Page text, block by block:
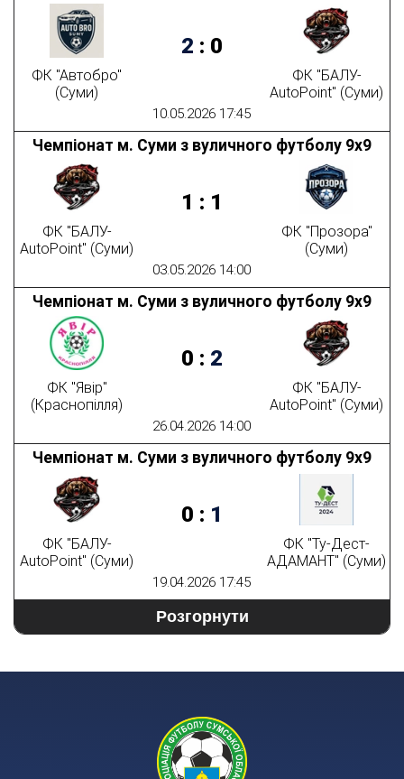
10.05.2026 17:45
ФК "Автобро"
(Суми)
2 : 0
ФК "БАЛУ-
AutoPoint" (Суми)
03.05.2026 14:00
Чемпіонат м. Суми з вуличного футболу 9х9
ФК "БАЛУ-
AutoPoint" (Суми)
1 : 1
ФК "Прозора"
(Суми)
26.04.2026 14:00
Чемпіонат м. Суми з вуличного футболу 9х9
ФК "Явір"
(Краснопілля)
0 : 2
ФК "БАЛУ-
AutoPoint" (Суми)
19.04.2026 17:45
Чемпіонат м. Суми з вуличного футболу 9х9
ФК "БАЛУ-
AutoPoint" (Суми)
0 : 1
ФК "Ту-Дест-
АДАМАНТ" (Суми)
Розгорнути